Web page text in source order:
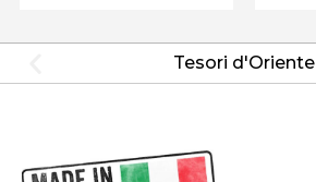
Tesori d'Oriente